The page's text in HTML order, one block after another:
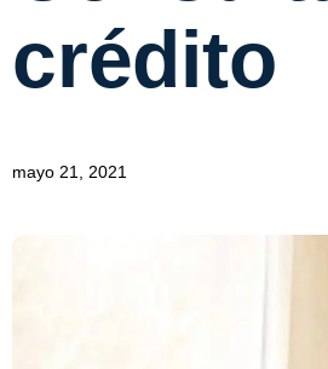
crédito
mayo 21, 2021